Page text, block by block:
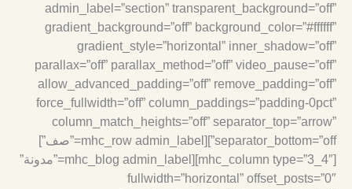
admin_label=”section”
gradient_background=”off”
gradient_style=”horizontal”
parallax=”off” parallax_method=”off”
allow_advanced_padding=”off”
force_fullwidth=”off” column_paddings=”padding-
column_match_heights=”off”
separator_bottom=”off”][mhc_row admin_label=”صف”]
[mhc_column type=”3_4″][mhc_blog admin_label=”مدونة”
fullwidth=”horizontal”